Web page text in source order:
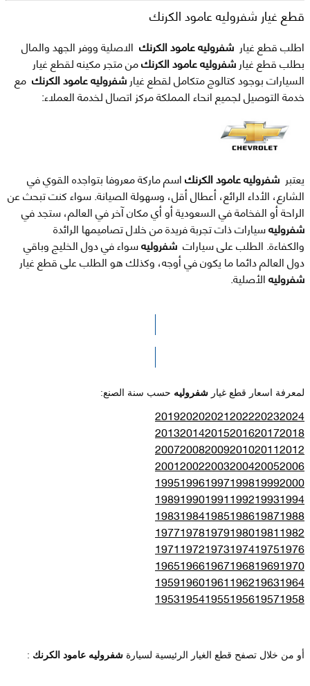
قطع غيار شفروليه عامود الكرنك
اطلب قطع غيار
الاصلية ووفر الجهد والمال
بطلب قطع غيار
شفروليه عامود الكرنكمن متجر مكينه لقطع غيار
السيارات بوجود كتالوج متكامل لقطع غيار شفروليه عامود الكرنك مع
خدمة التوصيل لجميع انحاء المملكة مركز اتصال لخدمة العملاء:
يعتبر شفروليه عامود الكرنكاسم ماركة معروفا بتواجده القوي في
الشارع، الأداء الرائع، أعطال أقل، وسهولة الصيانة. سواء كنت تبحث عن
الراحة أو الفخامة في السعودية أو أي مكان آخر في العالم، ستجد في
شفروليهسيارات ذات تجربة فريدة من خلال تصاميمها الرائدة
والكفاءة. الطلب على سيارات شفروليهسواء في دول الخليج وباقي
دول العالم دائما ما يكون في أوجه، وكذلك هو الطلب على قطع غيار
شفروليهالأصلية.
الرجاء الضغط هنا للوصول لصفحة البحث
لمعرفة اسعار قطع غيار شفروليه حسب سنة الصنع:
2024
2023
2022
2021
2020
2019
2018
2017
2016
2015
2014
2013
2012
2011
2010
2009
2008
2007
2006
2005
2004
2003
2002
2001
2000
1999
1998
1997
1996
1995
1994
1993
1992
1991
1990
1989
1988
1987
1986
1985
1984
1983
1982
1981
1980
1979
1978
1977
1976
1975
1974
1973
1972
1971
1970
1969
1968
1967
1966
1965
1964
1963
1962
1961
1960
1959
1958
1957
1956
1955
1954
1953
أو من خلال تصفح قطع الغيار الرئيسية لسيارة شفروليه عامود الكرنك :